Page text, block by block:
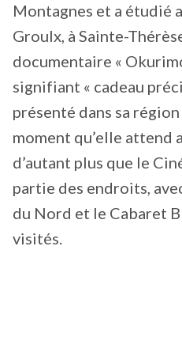
Montagnes et a étudié
Groulx, à Sainte-
documentaire «
signifiant « cadeau
présenté dans sa
moment qu’elle
d’autant plus que le
partie des endroits,
du Nord et le Cabaret
visités.